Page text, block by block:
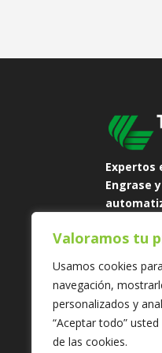
Valoramos tu
Usamos cookies
navegación,
personalizados y
“Aceptar todo”
de las cookies.
Expertos
Engrase
personal
servicio
formación
su industria.